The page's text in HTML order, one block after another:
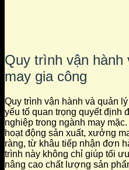
Quy trình vận
may gia công
Quy trình vận hành và quản
yếu tố quan trọng quyết định
nghiệp trong ngành may
hoạt động sản xuất, xưởng
ràng, từ khâu tiếp nhận đơn
trình này không chỉ giúp tối
nâng cao chất lượng sản